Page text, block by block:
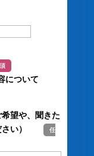
について
望や、聞きた
ださい）
任